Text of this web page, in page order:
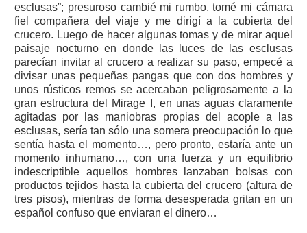
esclusas”; presuroso cambié mi rumbo, tomé mi cámara
fiel compañera del viaje y me dirigí a la cubierta del
crucero. Luego de hacer algunas tomas y de mirar aquel
paisaje nocturno en donde las luces de las esclusas
parecían invitar al crucero a realizar su paso, empecé a
divisar unas pequeñas pangas que con dos hombres y
unos rústicos remos se acercaban peligrosamente a la
gran estructura del Mirage I, en unas aguas claramente
agitadas por las maniobras propias del acople a las
esclusas, sería tan sólo una somera preocupación lo que
sentía hasta el momento…, pero pronto, estaría ante un
momento inhumano…, con una fuerza y un equilibrio
indescriptible aquellos hombres lanzaban bolsas con
productos tejidos hasta la cubierta del crucero (altura de
tres pisos), mientras de forma desesperada gritan en un
español confuso que enviaran el dinero…